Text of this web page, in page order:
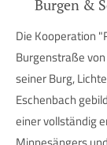
Burgen &
Die Kooperation
Burgenstraße
seiner Burg,
Eschenbach
einer vollständig